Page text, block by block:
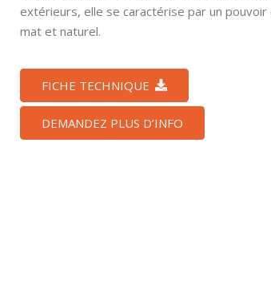
extérieurs, elle se caractérise par un
mat et naturel.
FICHE TECHNIQUE
DEMANDEZ PLUS D’INFO